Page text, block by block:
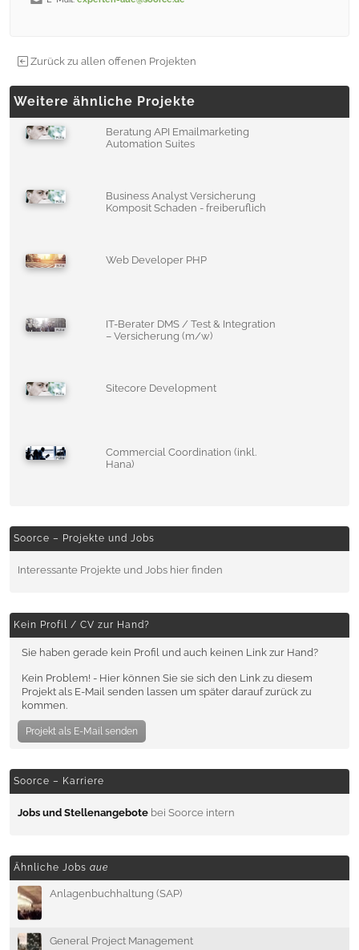
Zurück zu allen offenen Projekten
Weitere ähnliche Projekte
Beratung API Emailmarketing
Automation Suites
Business Analyst Versicherung
Komposit Schaden - freiberuflich
Web Developer PHP
IT-Berater DMS / Test & Integration
– Versicherung (m/w)
Sitecore Development
Commercial Coordination (inkl.
Hana)
Soorce – Projekte und Jobs
Interessante Projekte und Jobs hier finden
Kein Profil / CV zur Hand?
Sie haben gerade kein Profil und auch keinen Link zur Hand?
Kein Problem! - Hier können Sie sie sich den Link zu diesem
Projekt als E-Mail senden lassen um später darauf zurück zu
kommen.
Projekt als E-Mail senden
Soorce – Karriere
Jobs und Stellenangebote bei Soorce intern
Ähnliche Jobs aue
Anlagenbuchhaltung (SAP)
General Project Management